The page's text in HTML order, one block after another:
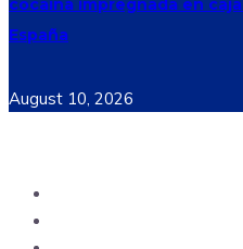
cocaína impregnada en
España
August 10, 2026